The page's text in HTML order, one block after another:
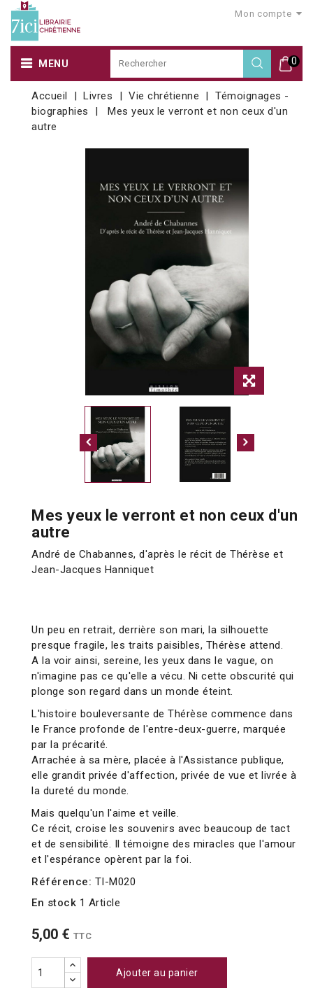
Mon compte
0
MENU
Accueil Livres Vie chrétienne
Témoignages -
biographies
Mes yeux le verront et non ceux d'un
autre
Mes yeux le verront et non ceux d'un
autre
André de Chabannes, d'après le récit de Thérèse et
Jean-Jacques Hanniquet
Un peu en retrait, derrière son mari, la silhouette
presque fragile, les traits paisibles, Thérèse attend.
A la voir ainsi, sereine, les yeux dans le vague, on
n'imagine pas ce qu'elle a vécu. Ni cette obscurité qui
plonge son regard dans un monde éteint.
L'histoire bouleversante de Thérèse commence dans
le France profonde de l'entre-deux-guerre, marquée
par la précarité.
Arrachée à sa mère, placée à l'Assistance publique,
elle grandit privée d'affection, privée de vue et livrée à
la dureté du monde.
Mais quelqu'un l'aime et veille.
Ce récit, croise les souvenirs avec beaucoup de tact
et de sensibilité. Il témoigne des miracles que l'amour
et l'espérance opèrent par la foi.
Référence: TI-M020
En stock 1 Article
5,00 € TTC
Ajouter au panier